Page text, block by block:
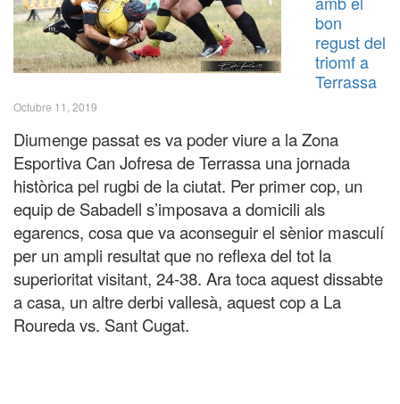
bon
regust del
triomf a
Terrassa
Octubre 11, 2019
Diumenge passat es va poder viure a la Zona
Esportiva Can Jofresa de Terrassa una jornada
històrica pel rugbi de la ciutat. Per primer cop, un
equip de Sabadell s’imposava a domicili als
egarencs, cosa que va aconseguir el sènior masculí
per un ampli resultat que no reflexa del tot la
superioritat visitant, 24-38. Ara toca aquest dissabte
a casa, un altre derbi vallesà, aquest cop a La
Roureda vs. Sant Cugat.